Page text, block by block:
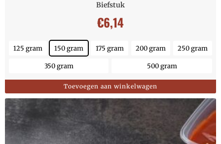
Biefstuk
€6,14
125 gram 150 gram 175 gram 200 gram 250 gram
350 gram 500 gram
Toevoegen aan winkelwagen